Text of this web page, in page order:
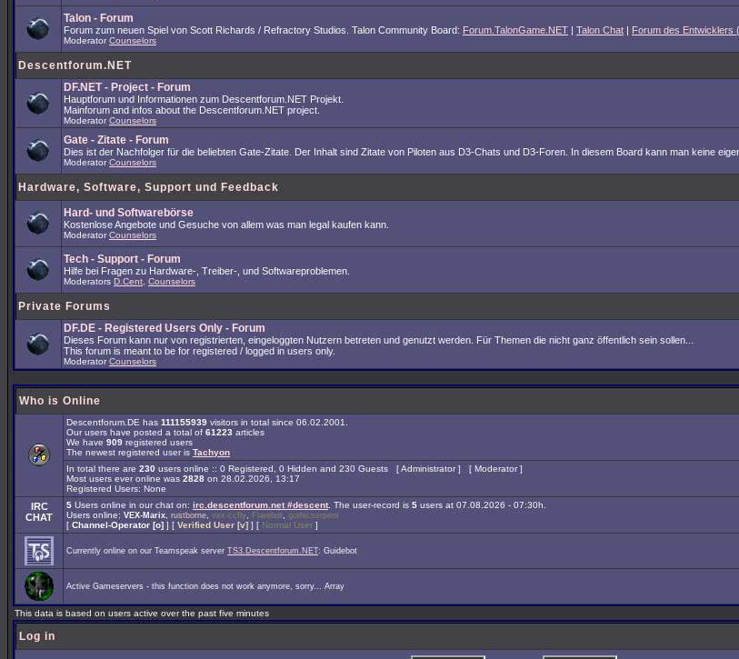
Talon - Forum
Forum zum neuen Spiel von Scott Richards / Refractory Studios. Talon Community Board: Forum.TalonGame.NET | Talon Chat | Forum des Entwicklers
Moderator Counselors
Descentforum.NET
DF.NET - Project - Forum
Hauptforum und Informationen zum Descentforum.NET Projekt.
Mainforum and infos about the Descentforum.NET project.
Moderator Counselors
Gate - Zitate - Forum
Dies ist der Nachfolger für die beliebten Gate-Zitate. Der Inhalt sind Zitate von Piloten aus D3-Chats und D3-Foren. In diesem Board kann man keine
Moderator Counselors
Hardware, Software, Support und Feedback
Hard- und Softwarebörse
Kostenlose Angebote und Gesuche von allem was man legal kaufen kann.
Moderator Counselors
Tech - Support - Forum
Hilfe bei Fragen zu Hardware-, Treiber-, und Softwareproblemen.
Moderators D.Cent Counselors
Private Forums
DF.DE - Registered Users Only - Forum
Dieses Forum kann nur von registrierten, eingeloggten Nutzern betreten und genutzt werden. Für Themen die nicht ganz öffentlich sein sollen...
This forum is meant to be for registered / logged in users only.
Moderator Counselors
Who is Online
Descentforum.DE has 111155939 visitors in total since 06.02.2001.
Our users have posted a total of 61223 articles
We have 909 registered users
The newest registered user is Tachyon
In total there are 230 users online :: 0 Registered, 0 Hidden and 230 Guests [Administrator ] [ Moderator ]
Most users ever online was 2828 on 28.02.2026, 13:17
Registered Users: None
IRC
CHAT
5 Users online in our chat on: irc.descentforum.net #descent. The user-record is 5 users at 07.08.2026 - 07:30h.
Users online: VEX-Marix rustborne vex-ccfly Flarebot gothicserpent
[ Channel-Operator [o] ] [ Verified User [v] ] [ Normal User ]
Currently online on our Teamspeak server TS3.Descentforum.NET: Guidebot
Active Gameservers - this function does not work anymore, sorry... Array
This data is based on users active over the past five minutes
Log in